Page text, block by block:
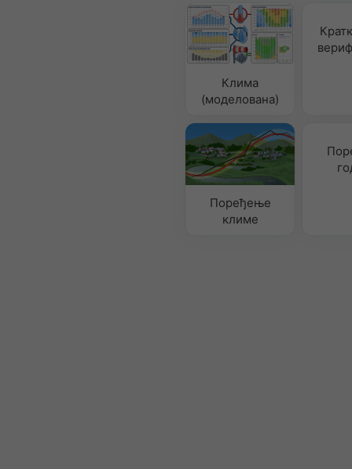
Клима
(моделована)
Поређење
климе